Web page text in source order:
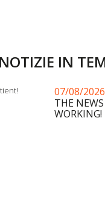
IN
07/08/2026
THE
WORKING!